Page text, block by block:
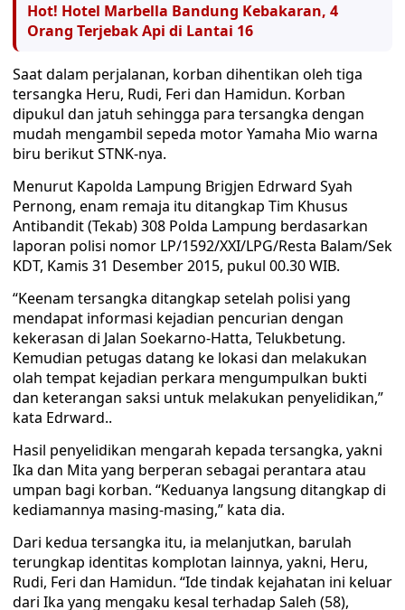
Hot! Hotel Marbella Bandung Kebakaran, 4
Orang Terjebak Api di Lantai 16
Saat dalam perjalanan, korban dihentikan oleh tiga
tersangka Heru, Rudi, Feri dan Hamidun. Korban
dipukul dan jatuh sehingga para tersangka dengan
mudah mengambil sepeda motor Yamaha Mio warna
biru berikut STNK-nya.
Menurut Kapolda Lampung Brigjen Edrward Syah
Pernong, enam remaja itu ditangkap Tim Khusus
Antibandit (Tekab) 308 Polda Lampung berdasarkan
laporan polisi nomor LP/1592/XXI/LPG/Resta Balam/Sek
KDT, Kamis 31 Desember 2015, pukul 00.30 WIB.
“Keenam tersangka ditangkap setelah polisi yang
mendapat informasi kejadian pencurian dengan
kekerasan di Jalan Soekarno-Hatta, Telukbetung.
Kemudian petugas datang ke lokasi dan melakukan
olah tempat kejadian perkara mengumpulkan bukti
dan keterangan saksi untuk melakukan penyelidikan,”
kata Edrward..
Hasil penyelidikan mengarah kepada tersangka, yakni
Ika dan Mita yang berperan sebagai perantara atau
umpan bagi korban. “Keduanya langsung ditangkap di
kediamannya masing-masing,” kata dia.
Dari kedua tersangka itu, ia melanjutkan, barulah
terungkap identitas komplotan lainnya, yakni, Heru,
Rudi, Feri dan Hamidun. “Ide tindak kejahatan ini keluar
dari Ika yang mengaku kesal terhadap Saleh (58),